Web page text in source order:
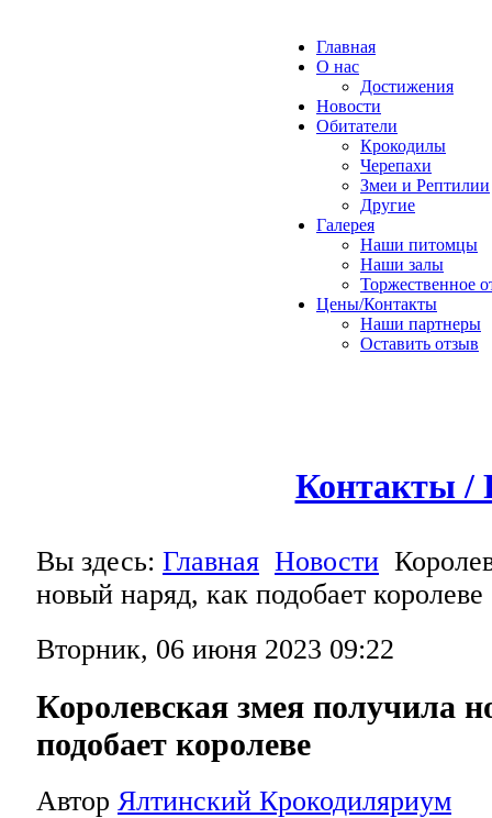
Главная
О нас
Достижения
Новости
Обитатели
Крокодилы
Черепахи
Змеи и Рептилии
Другие
Галерея
Наши питомцы
Наши залы
Торжественное
Цены/Контакты
Наши партнеры
Оставить отзыв
Контакты /
Вы здесь: Главная Новости
новый наряд, как подобает королеве
Вторник, 06 июня 2023 09:22
Королевская змея получила
подобает королеве
Автор Ялтинский Крокодиляриум